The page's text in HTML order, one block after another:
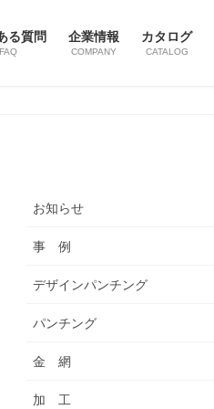
る質問
FAQ
企業情報
COMPANY
カタログ
CATALOG
お知らせ
事 例
デザインパンチング
パンチング
金 網
加 工